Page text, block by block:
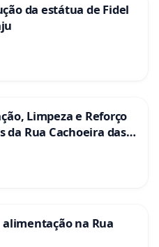
da estátua de Fidel
Limpeza e Reforço
da Rua Cachoeira das
na Rua